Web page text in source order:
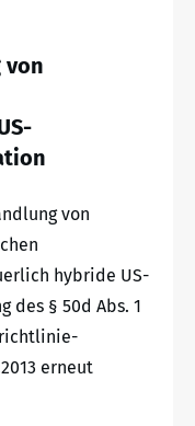
von
von
hybride US-
des § 50d Abs. 1
erneut